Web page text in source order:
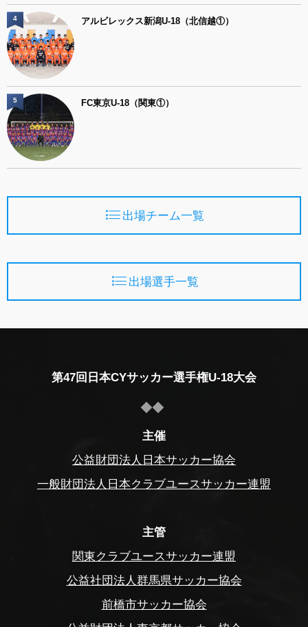
アルビレックス新潟U-18（北信越①）
4
FC東京U-18（関東①）
5
出場チーム一覧
出場選手一覧
第47回日本CYサッカー選手権U-18大会
主催
公益財団法人日本サッカー協会
一般財団法人日本クラブユースサッカー連盟
主管
関東クラブユースサッカー連盟
公益社団法人群馬県サッカー協会
前橋市サッカー協会